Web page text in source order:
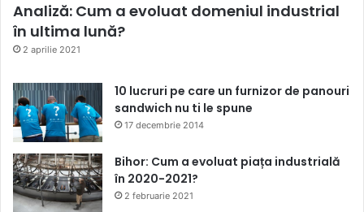
Analiză: Cum a evoluat domeniul industrial
în ultima lună?
2 aprilie 2021
10 lucruri pe care un furnizor de panouri
sandwich nu ti le spune
17 decembrie 2014
Bihor: Cum a evoluat piața industrială
în 2020-2021?
2 februarie 2021